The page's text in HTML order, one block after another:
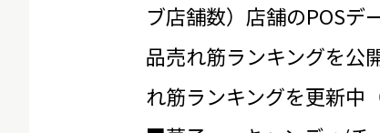
ブ店舗数）店舗のPOSデ
品売れ筋ランキングを公
れ筋ランキングを更新中